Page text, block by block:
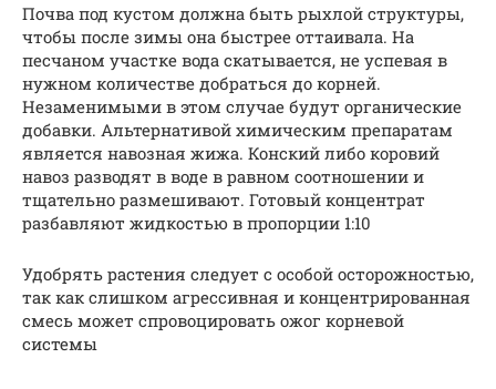
Почва под кустом должна быть рыхлой структуры,
чтобы после зимы она быстрее оттаивала. На
песчаном участке вода скатывается, не успевая в
нужном количестве добраться до корней.
Незаменимыми в этом случае будут органические
добавки. Альтернативой химическим препаратам
является навозная жижа. Конский либо коровий
навоз разводят в воде в равном соотношении и
тщательно размешивают. Готовый концентрат
разбавляют жидкостью в пропорции 1:10
Удобрять растения следует с особой осторожностью,
так как слишком агрессивная и концентрированная
смесь может спровоцировать ожог корневой
системы